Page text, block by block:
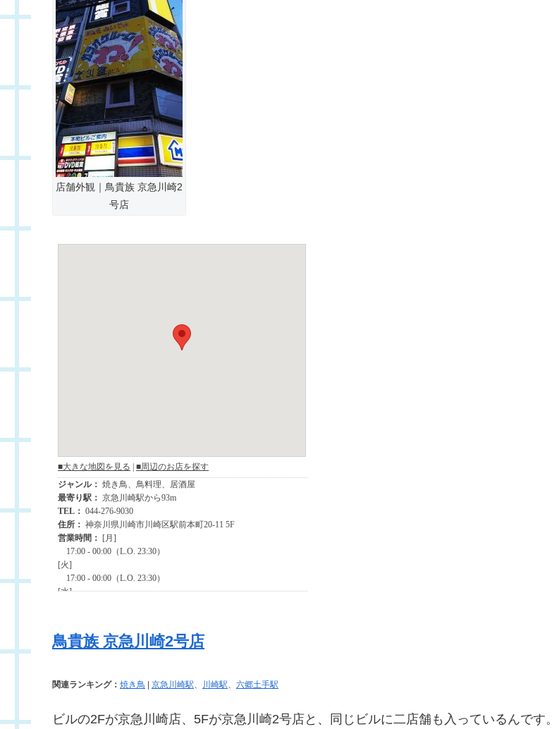
店舗外観｜鳥貴族 京急川崎2
号店
鳥貴族 京急川崎2号店
関連ランキング： 焼き鳥 京急川崎駅、 川崎駅、 六郷土手駅
ビルの2Fが京急川崎店、5Fが京急川崎2号店と、同じビルに二店舗も入っているんです。